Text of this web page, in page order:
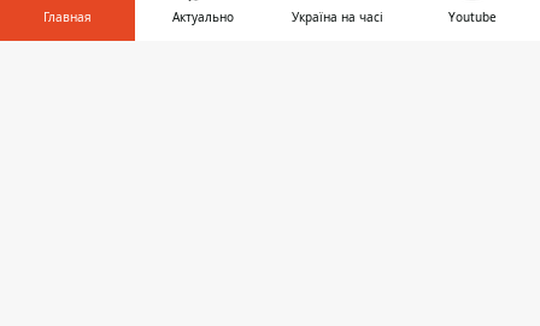
Главная Актуально Україна на часі Youtube